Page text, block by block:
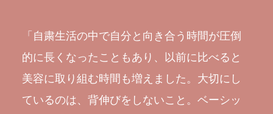
「自粛生活の中で自分と向き合う時間が圧倒
的に長くなったこともあり、以前に比べると
美容に取り組む時間も増えました。大切にし
ているのは、背伸びをしないこと。ベーシッ